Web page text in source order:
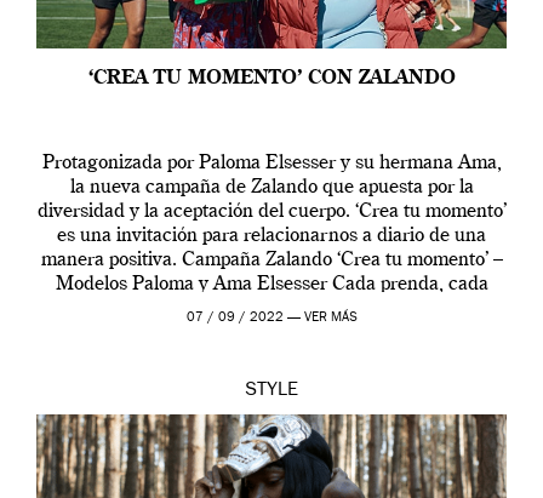
‘CREA TU MOMENTO’ CON ZALANDO
Protagonizada por Paloma Elsesser y su hermana Ama,
la nueva campaña de Zalando que apuesta por la
diversidad y la aceptación del cuerpo. ‘Crea tu momento’
es una invitación para relacionarnos a diario de una
manera positiva. Campaña Zalando ‘Crea tu momento’ –
Modelos Paloma y Ama Elsesser Cada prenda, cada
outfit, cada momento, caracteriza […]
07 / 09 / 2022 — VER MÁS
STYLE